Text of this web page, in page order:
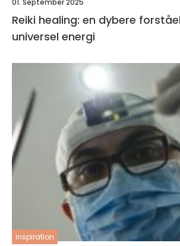
01. September 2025
Reiki healing: en dybere
universel energi
inspiration